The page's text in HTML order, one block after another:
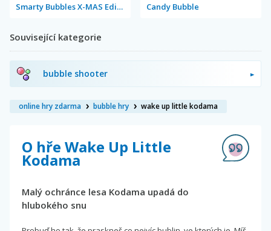
Smarty Bubbles X-MAS Edition Candy Bubble
Související kategorie
bubble shooter
online hry zdarma bubble hry wake up little kodama
O hře Wake Up Little
Kodama
Malý ochránce lesa Kodama upadá do
hlubokého snu